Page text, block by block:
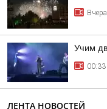
Учим
00:33
ЛЕНТА НОВОСТЕЙ